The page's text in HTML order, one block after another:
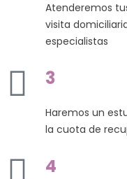
Atenderemos
visita
especialistas
3
Haremos un
la cuota de
4